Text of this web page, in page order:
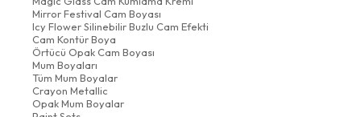
Mirror Festival Cam Boyası
Icy Flower Silinebilir Buzlu Cam Efekti
Cam Kontür Boya
Örtücü Opak Cam Boyası
Mum Boyaları
Tüm Mum Boyalar
Crayon Metallic
Opak Mum Boyalar